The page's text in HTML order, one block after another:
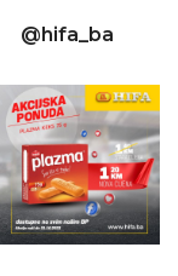
@hifa_ba